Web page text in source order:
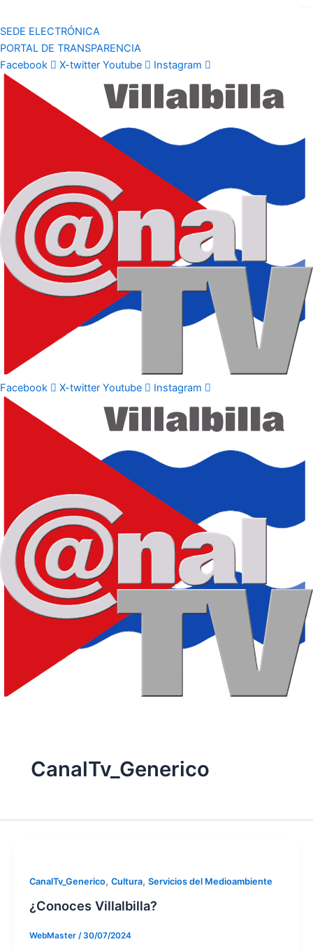
SEDE ELECTRÓNICA
PORTAL DE TRANSPARENCIA
Facebook
X-twitter Youtube Instagram
Facebook X-twitter Youtube Instagram
CanalTv_Generico
CanalTv_Generico, Cultura, Servicios del Medioambiente
¿Conoces Villalbilla?
WebMaster /30/07/2024